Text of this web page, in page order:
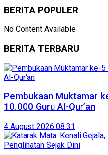
BERITA POPULER
No Content Available
BERITA TERBARU
Pembukaan Muktamar
10.000 Guru Al-Qur’an
4 August 2026 08:31